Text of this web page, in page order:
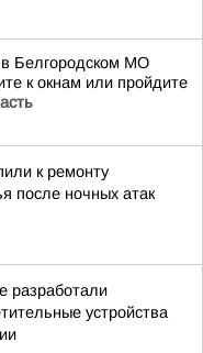
МО
к окнам или пройдите
к ремонту
после ночных атак
разработали
устройства